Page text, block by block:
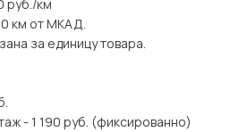
руб./км
км от МКАД.
за единицу товара.
- 1 190 руб. (фиксированно)